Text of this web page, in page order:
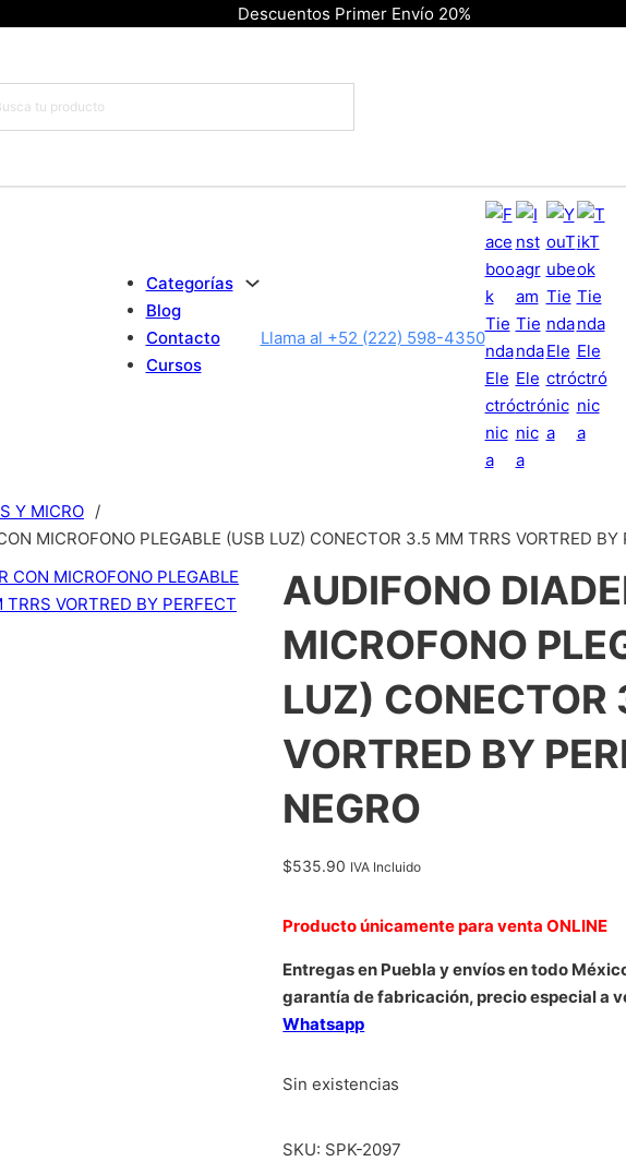
Descuentos Primer Envío 20%
Categorías
Blog
Contacto
Cursos
Llama al +52 (222) 598-4350
Y MICRO /
MICROFONO PLEGABLE (USB LUZ) CONECTOR 3.5 MM TRRS VORTRED BY
AUDIFONO
MICROFONO
LUZ) CONECTOR
VORTRED BY
NEGRO
$535.90 IVA Incluido
Producto únicamente para venta ONLINE
Entregas en Puebla y envíos en todo
garantía de fabricación, precio especial a
Whatsapp
Sin existencias
SKU: SPK-2097